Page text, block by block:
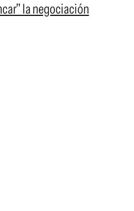
la negociación